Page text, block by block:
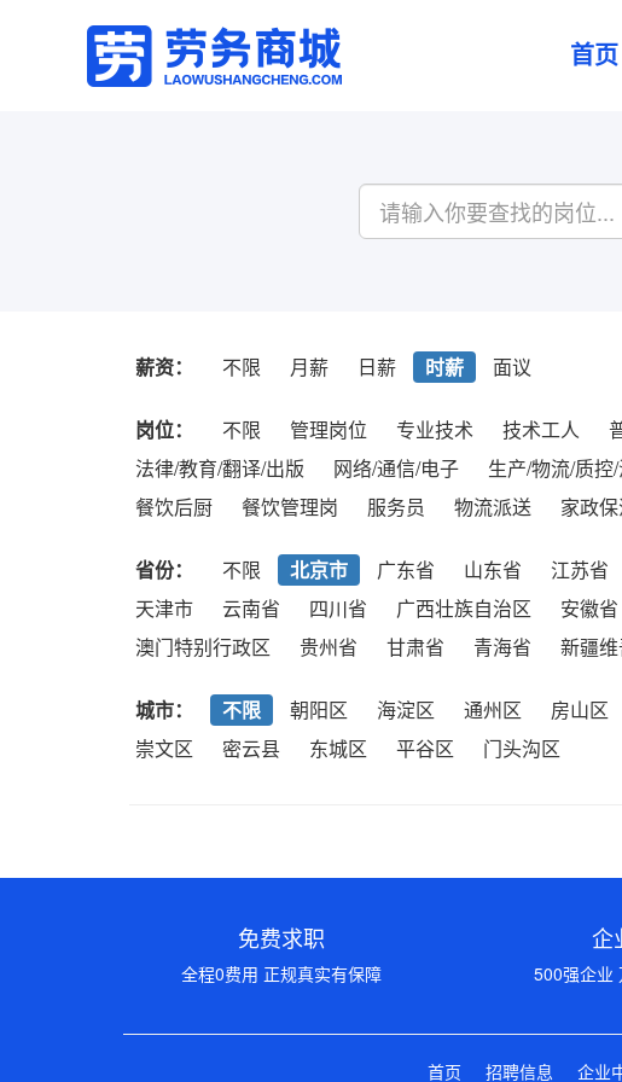
首页
薪资： 不限 月薪 日薪 时薪 面议
岗位： 不限 管理岗位 专业技术 技术工人
法律/教育/翻译/出版
网络/通信/电子 生产/物流/质控
餐饮后厨
餐饮管理岗 服务员 物流派送 家政
省份： 不限 北京市 广东省 山东省 江苏省
天津市
云南省 四川省 广西壮族自治区 安徽省
澳门特别行政区
贵州省 甘肃省 青海省 新疆
城市： 不限 朝阳区 海淀区 通州区 房山区
崇文区
密云县 东城区 平谷区 门头沟区
免费求职
全程0费用 正规真实有保障
企
500强企业
首页 招聘信息 企业